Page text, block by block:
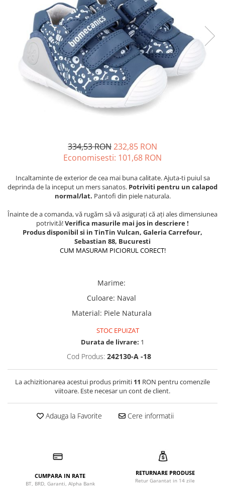
334,53 RON232,85 RON
Economisesti: 101,68 RON
Incaltaminte de exterior de cea mai buna calitate. Ajuta-ti puiul sa
deprinda de la inceput un mers sanatos. Potriviti pentru un calapod
normal/lat. Pantofi din piele naturala.
Înainte de a comanda, vă rugăm să vă asigurați că ați ales dimensiunea
potrivită!Verifica masurile mai jos in descriere !
Produs disponibil si in TinTin Vulcan, Galeria Carrefour,
Sebastian 88, Bucuresti
CUM MASURAM PICIORUL CORECT!
Marime:
Culoare: Naval
Material: Piele Naturala
STOC EPUIZAT
Durata de livrare: 1
Cod Produs: 242130-A -18
La achizitionarea acestui produs primiti 11 RON pentru comenzile
viitoare. Este necesar un cont de client.
Adauga la Favorite Cere informatii
CUMPARA IN RATE
BT, BRD, Garanti, Alpha Bank
RETURNARE PRODUSE
Retur Garantat in 14 zile